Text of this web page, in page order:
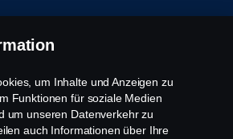
um Inhalte und Anzeigen zu
Funktionen für soziale Medien
um unseren Datenverkehr zu
auch Informationen über Ihre